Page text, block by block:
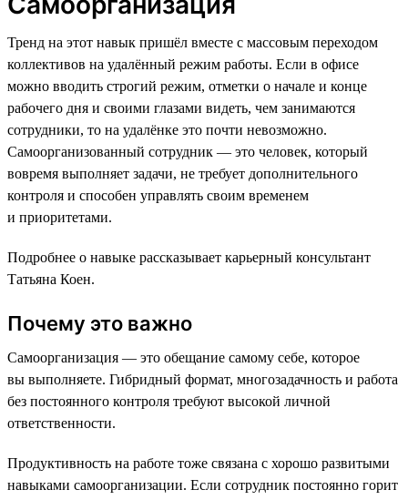
Тренд на этот навык пришёл вместе с массовым переходом
коллективов на удалённый режим работы. Если в офисе
можно вводить строгий режим, отметки о начале и конце
рабочего дня и своими глазами видеть, чем занимаются
сотрудники, то на удалёнке это почти невозможно.
Самоорганизованный сотрудник — это человек, который
вовремя выполняет задачи, не требует дополнительного
контроля и способен управлять своим временем
и приоритетами.
Подробнее о навыке рассказывает карьерный консультант
Татьяна Коен.
Почему это важно
Самоорганизация — это обещание самому себе, которое
вы выполняете. Гибридный формат, многозадачность и работа
без постоянного контроля требуют высокой личной
ответственности.
Продуктивность на работе тоже связана с хорошо развитыми
навыками самоорганизации. Если сотрудник постоянно горит